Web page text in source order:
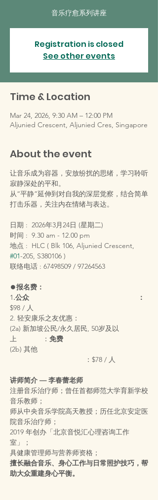
音乐疗愈系列讲座
Registration is closed
See other events
Time & Location
Mar 24, 2026, 9:30 AM – 12:00 PM
Aljunied Crescent, Aljunied Cres, Singapore
About the event
让音乐成为容器，安放纷扰的思绪，学习聆听
寂静深处的平和。
从“平静”延伸到对自我的深层觉察，结合简单
打击乐器，关注内在情绪与表达。
日期 :  2026年3月24日 (星期二)
时间 :  9.30 am - 12.00 pm
地点 :  HLC ( Blk 106, Aljunied Crescent,
#01-205, S380106 )
联络电话 : 67498509 / 97264563
⏺️报名费：
1.公众                                                       ：
$98 / 人
2. 轻安康乐之友优惠：
(2a) 新加坡公民/永久居民, 50岁及以
上             ： 免费
(2b) 其他
：$78 / 人
讲师简介 — 李春蕾老师
注册音乐治疗师；曾任首都师范大学育新学校
音乐教师；
师从中央音乐学院高天教授；历任北京安定医
院音乐治疗师；
2019 年创办「北京音悦汇心理咨询工作
室」；
具健康管理师与营养师资格；
擅长融合音乐、身心工作与日常照护技巧，帮
助大众重建身心平衡。